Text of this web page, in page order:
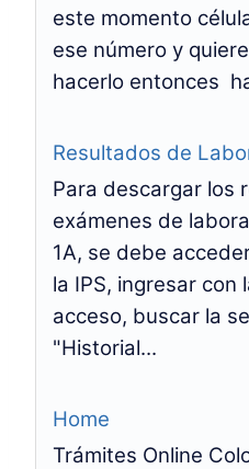
este momento
ese número y
hacerlo entonces
Resultados de
Para descargar los
exámenes de
1A, se debe
la IPS, ingresar con
acceso, buscar la
"Historial...
Home
Trámites Online